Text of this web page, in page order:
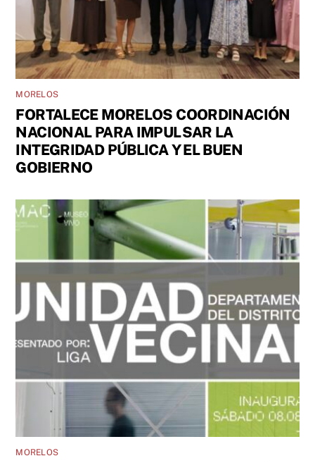
MORELOS
FORTALECE MORELOS COORDINACIÓN
NACIONAL PARA IMPULSAR LA
INTEGRIDAD PÚBLICA Y EL BUEN
GOBIERNO
MORELOS